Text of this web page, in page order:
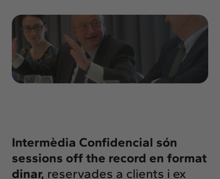
Insights
Actualitat
Intercanvi
Contacte
Intermèdia Confidencial són
sessions off the record en format
dinar, reservades a clients i ex